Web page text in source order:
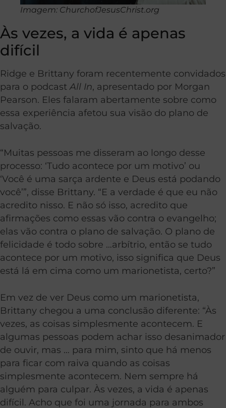
Imagem: ChurchofJesusChrist.org
Às vezes, a vida é apenas
difícil
Ridge e Brittany foram recentemente convidados
para o podcast All In, apresentado por Morgan
Pearson. Eles falaram abertamente sobre como
essa experiência afetou sua visão do plano de
salvação.
“Muitas pessoas me disseram ao longo desse
processo: ‘Tudo acontece por um motivo’ ou
‘Você é uma sarça ardente e Deus está podando
você’”, disse Brittany. “E a verdade é que eu não
acredito nisso. E não só isso, acredito que
afirmações como essas vão contra o evangelho;
elas vão contra o plano de salvação. O plano de
felicidade é todo sobre …arbítrio, então se tudo
acontece por um motivo, isso significa que Deus
está lá em cima como um marionetista, certo?”
Em vez de ver Deus como um marionetista,
Brittany chegou a uma conclusão diferente: “Às
vezes, as coisas simplesmente acontecem. E
algumas pessoas podem achar isso desanimador
de ouvir, mas … para mim, sinto que há menos
para ficar com raiva quando as coisas
simplesmente acontecem. Nem sempre há
alguém para culpar. Às vezes, a vida é apenas
difícil. Acho que foi uma jornada para ambos